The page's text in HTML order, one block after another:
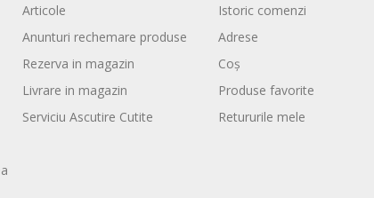
Articole
Anunturi rechemare produse
Rezerva in magazin
Livrare in magazin
Serviciu Ascutire Cutite
Istoric comenzi
Adrese
Coș
Produse favorite
Retururile mele